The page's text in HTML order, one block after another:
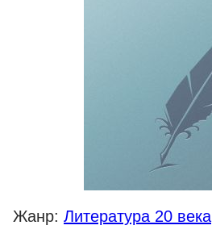
Жанр: Литература 20 века